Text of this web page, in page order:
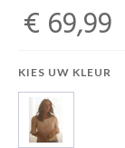
€ 69,99
KIES UW KLEUR